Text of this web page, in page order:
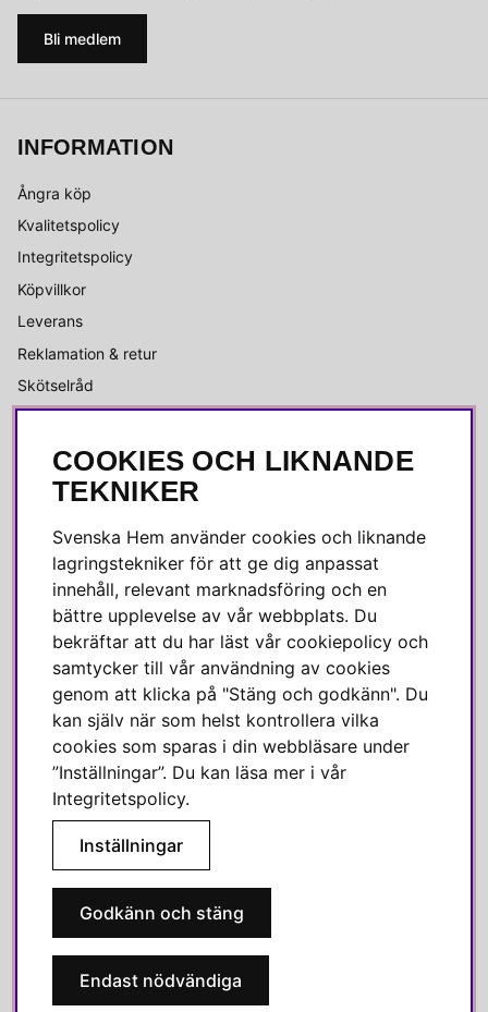
Bli medlem
INFORMATION
Ångra köp
Kvalitetspolicy
Integritetspolicy
Köpvillkor
Leverans
Reklamation & retur
Skötselråd
OM OSS
Alla recensioner
Jobba hos oss
Om Svenska Hem
Kundservice
Medlemsklubb
Press & media
SOCIALA MEDIER
Facebook
Instagram
Linkedin
Pinterest
Varmt välkommen till Svenska Hem!
COOKIES OCH LIKNANDE
TEKNIKER
Svenska Hem använder cookies och liknande
lagringstekniker för att ge dig anpassat
innehåll, relevant marknadsföring och en
bättre upplevelse av vår webbplats. Du
bekräftar att du har läst vår cookiepolicy och
samtycker till vår användning av cookies
genom att klicka på "Stäng och godkänn". Du
kan själv när som helst kontrollera vilka
cookies som sparas i din webbläsare under
”Inställningar”. Du kan läsa mer i vår
Integritetspolicy.
Inställningar
Godkänn och stäng
Endast nödvändiga